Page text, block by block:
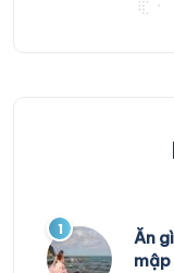
1
Ăn
mập